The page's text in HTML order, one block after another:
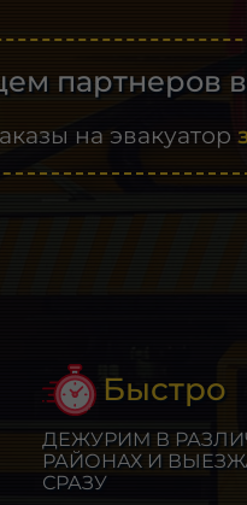
партнеров
на эвакуатор
Быстро
ДЕЖУРИМ В
РАЙОНАХ И
СРАЗУ